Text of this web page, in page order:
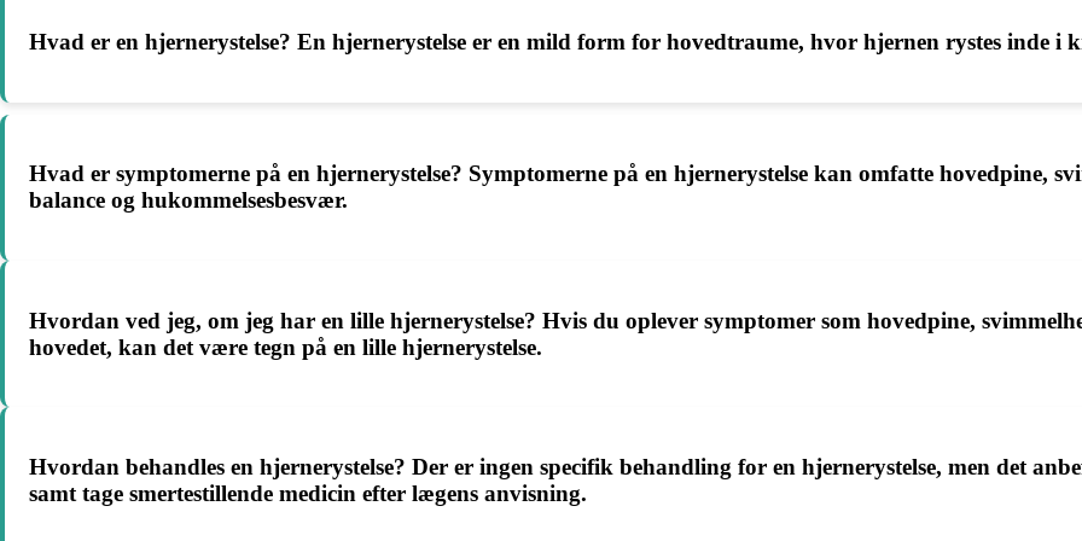
Hvad er en hjernerystelse? En hjernerystelse er en mild form for hovedtraume, hvor hjernen rystes inde i
Hvad er symptomerne på en hjernerystelse? Symptomerne på en hjernerystelse kan omfatte hovedpine,
balance og hukommelsesbesvær.
Hvordan ved jeg, om jeg har en lille hjernerystelse? Hvis du oplever symptomer som hovedpine,
hovedet, kan det være tegn på en lille hjernerystelse.
Hvordan behandles en hjernerystelse? Der er ingen specifik behandling for en hjernerystelse, men det
samt tage smertestillende medicin efter lægens anvisning.